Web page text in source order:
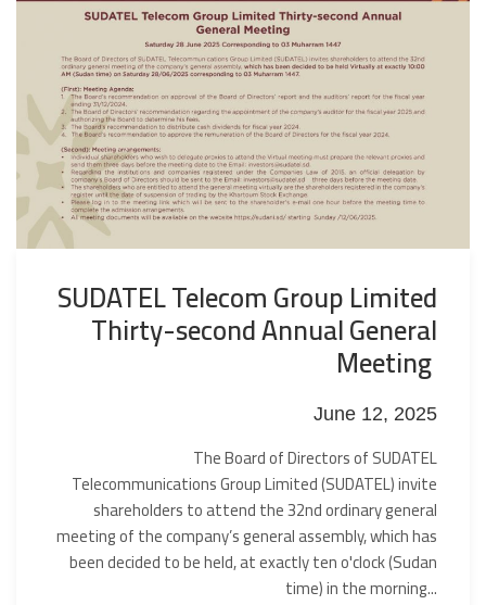
SUDATEL Telecom Group Limited
Thirty-second Annual General
Meeting
June 12, 2025
The Board of Directors of SUDATEL
Telecommunications Group Limited (SUDATEL) invite
shareholders to attend the 32nd ordinary general
meeting of the company’s general assembly, which has
been decided to be held, at exactly ten o'clock (Sudan
time) in the morning...